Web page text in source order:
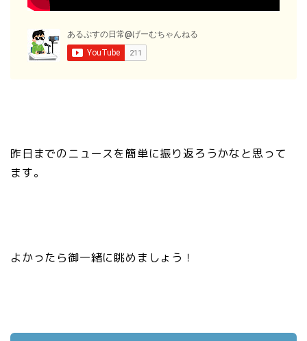
昨日までのニュースを簡単に振り返ろうかなと思って
ます。
よかったら御一緒に眺めましょう！